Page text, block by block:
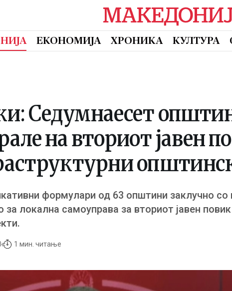
ЕКОНОМИЈА ХРОНИКА КУЛТУРА
Седумнаесет
на вториот јавен
формулари од 63 општини заклучно со
за локална самоуправа за вториот јавен
1 мин. читање